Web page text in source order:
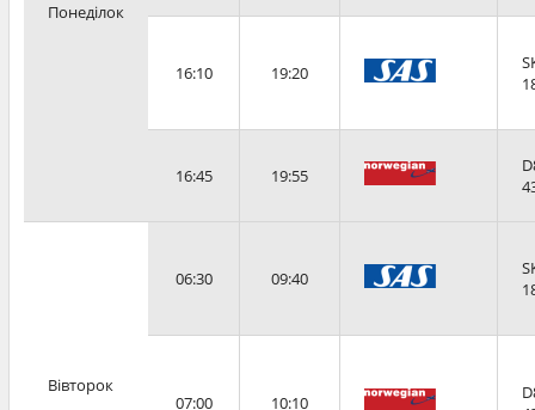
Понеділок
16:10 19:20
16:45 19:55
Вівторок
06:30 09:40
07:00 10:10